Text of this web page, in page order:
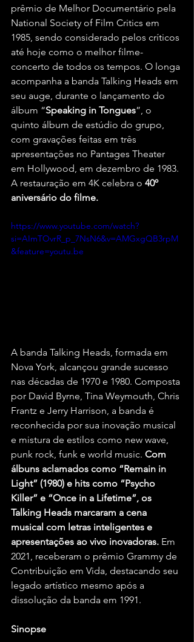
prêmio de Melhor Documentário pela
National Society of Film Critics em
1985, sendo considerado pelos críticos
até hoje como o melhor filme-
concerto de todos os tempos. O longa
acompanha a banda Talking Heads em
seu auge, durante o lançamento do
álbum “Speaking in Tongues”, o
quinto álbum de estúdio do grupo,
com gravações feitas em três
apresentações no Pantages Theater
em Hollywood, em dezembro de 1983.
A restauração em 4K celebra o 40º
aniversário do filme.
https://www.youtube.com/watch?
si=AImTOvrR_p_7NsN6&v=AMGxgQB3rpM
&feature=youtu.be
A banda Talking Heads, formada em
Nova York, alcançou grande sucesso
nas décadas de 1970 e 1980. Composta
por David Byrne, Tina Weymouth, Chris
Frantz e Jerry Harrison, a banda é
reconhecida por sua inovação musical
e mistura de estilos como new wave,
punk rock, funk e world music. Com
álbuns aclamados como “Remain in
Light” (1980) e hits como “Psycho
Killer” e “Once in a Lifetime”, os
Talking Heads marcaram a cena
musical com letras inteligentes e
apresentações ao vivo inovadoras. Em
2021, receberam o prêmio Grammy de
Contribuição em Vida, destacando seu
legado artístico mesmo após a
dissolução da banda em 1991.
Sinopse